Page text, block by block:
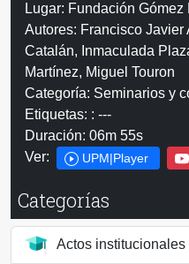
Lugar: Fundación
Autores: Francisco Javier
Catalán, Inmaculada
Martínez, Miguel Touron
Categoría: Seminarios y
Etiquetas: : ---
Duración: 06m 55s
Ver:
UPM|Player
Categorías
Actos institucionales